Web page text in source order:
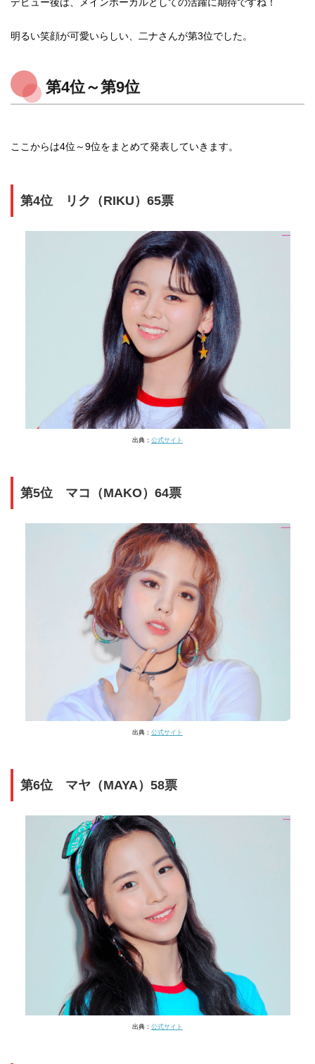
明るい笑顔が可愛いらしい、二ナさんが第3位でした。
第4位～第9位
ここからは4位～9位をまとめて発表していきます。
第4位 リク（RIKU）65票
出典： 公式サイト
第5位 マコ（MAKO）64票
出典： 公式サイト
第6位 マヤ（MAYA）58票
出典： 公式サイト